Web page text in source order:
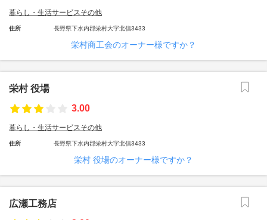
暮らし・生活サービスその他
住所 長野県下水内郡栄村大字北信3433
栄村商工会のオーナー様ですか？
栄村 役場
3.00
暮らし・生活サービスその他
住所 長野県下水内郡栄村大字北信3433
栄村 役場のオーナー様ですか？
広瀬工務店